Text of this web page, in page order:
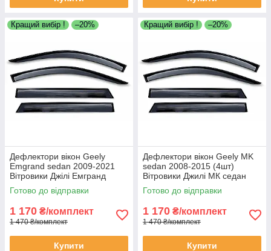
Кращий вибір ! –20%
Дефлектори вікон Geely
Emgrand sedan 2009-2021
Вітровики Джілі Емгранд
седан 2009-2021 дефлектори
4шт
Готово до відправки
1 170 ₴/комплект
1 470 ₴/комплект
Купити
Кращий вибір ! –20%
Дефлектори вікон Geely MK
sedan 2008-2015 (4шт)
Вітровики Джилі МК седан
дефлектори (4шт)
Готово до відправки
1 170 ₴/комплект
1 470 ₴/комплект
Купити